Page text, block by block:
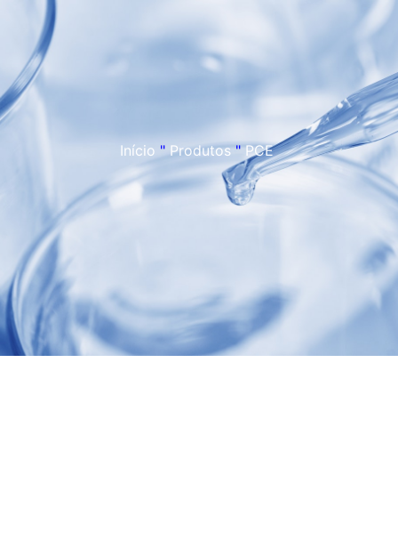
Início " Produtos " PCE